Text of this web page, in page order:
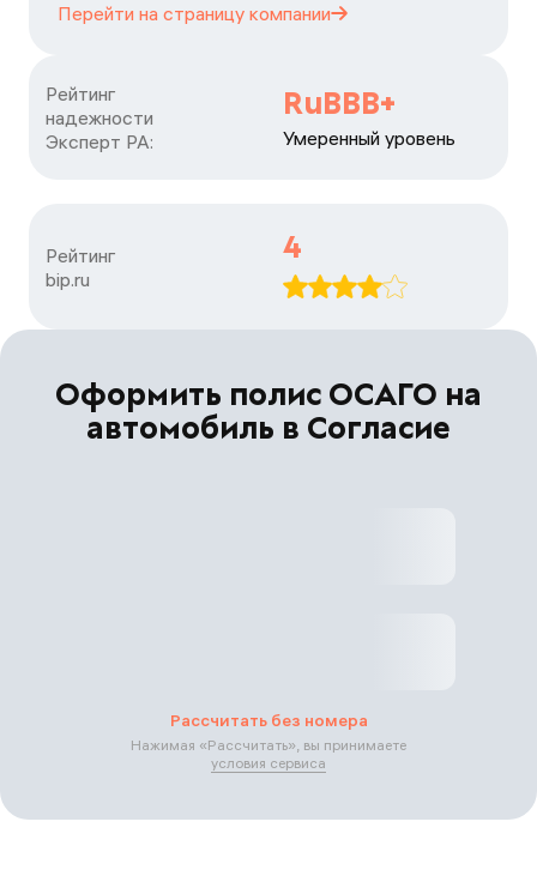
Перейти на страницу компании
Рейтинг
надежности
Эксперт РА:
RuBBB+
Умеренный уровень
Рейтинг
bip.ru
4
Оформить полис ОСАГО на
автомобиль в Согласие
Рассчитать без номера
Нажимая «Рассчитать», вы принимаете
условия сервиса